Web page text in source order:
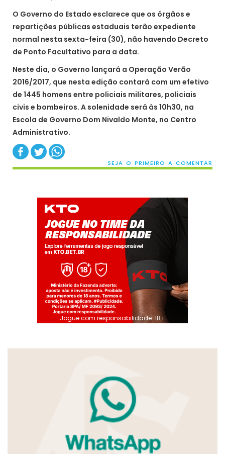
O Governo do Estado esclarece que os órgãos e
repartições públicas estaduais terão expediente
normal nesta sexta-feira (30), não havendo Decreto
de Ponto Facultativo para a data.
Neste dia, o Governo lançará a Operação Verão
2016/2017, que nesta edição contará com um efetivo
de 1445 homens entre policiais militares, policiais
civis e bombeiros. A solenidade será às 10h30, na
Escola de Governo Dom Nivaldo Monte, no Centro
Administrativo.
SEJA O PRIMEIRO A COMENTAR
Jogue com responsabilidade. 18+